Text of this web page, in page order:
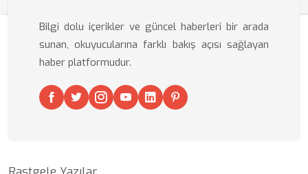
Bilgi dolu içerikler ve güncel haberleri bir arada
sunan, okuyucularına farklı bakış açısı sağlayan
haber platformudur.